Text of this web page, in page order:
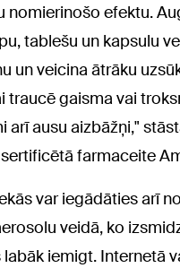
nomierinošo efektu.
tablešu un kapsulu
un veicina ātrāku
traucē gaisma vai
arī ausu aizbāžņi,"
farmaceite
var iegādāties arī
veidā, ko
labāk iemigt. Internetā